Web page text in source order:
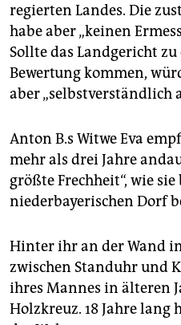
regierten Landes. Die
habe aber „keinen
Sollte das Landgericht
Bewertung kommen,
aber „selbstverständlich
Anton B.s Witwe Eva
mehr als drei Jahre
größte Frechheit“, wie
niederbayerischen Dorf
Hinter ihr an der Wand
zwischen Standuhr und
ihres Mannes in älteren
Holzkreuz. 18 Jahre lang